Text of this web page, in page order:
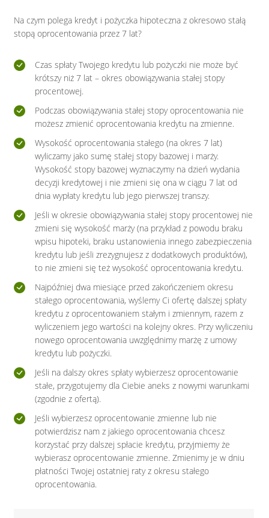
Na czym polega kredyt i pożyczka hipoteczna z okresowo stałą
stopą oprocentowania przez 7 lat?
Czas spłaty Twojego kredytu lub pożyczki nie może być
krótszy niż 7 lat – okres obowiązywania stałej stopy
procentowej.
Podczas obowiązywania stałej stopy oprocentowania nie
możesz zmienić oprocentowania kredytu na zmienne.
Wysokość oprocentowania stałego (na okres 7 lat)
wyliczamy jako sumę stałej stopy bazowej i marży.
Wysokość stopy bazowej wyznaczymy na dzień wydania
decyzji kredytowej i nie zmieni się ona w ciągu 7 lat od
dnia wypłaty kredytu lub jego pierwszej transzy.
Jeśli w okresie obowiązywania stałej stopy procentowej nie
zmieni się wysokość marży (na przykład z powodu braku
wpisu hipoteki, braku ustanowienia innego zabezpieczenia
kredytu lub jeśli zrezygnujesz z dodatkowych produktów),
to nie zmieni się też wysokość oprocentowania kredytu.
Najpóźniej dwa miesiące przed zakończeniem okresu
stałego oprocentowania, wyślemy Ci ofertę dalszej spłaty
kredytu z oprocentowaniem stałym i zmiennym, razem z
wyliczeniem jego wartości na kolejny okres. Przy wyliczeniu
nowego oprocentowania uwzględnimy marżę z umowy
kredytu lub pożyczki.
Jeśli na dalszy okres spłaty wybierzesz oprocentowanie
stałe, przygotujemy dla Ciebie aneks z nowymi warunkami
(zgodnie z ofertą).
Jeśli wybierzesz oprocentowanie zmienne lub nie
potwierdzisz nam z jakiego oprocentowania chcesz
korzystać przy dalszej spłacie kredytu, przyjmiemy że
wybierasz oprocentowanie zmienne. Zmienimy je w dniu
płatności Twojej ostatniej raty z okresu stałego
oprocentowania.